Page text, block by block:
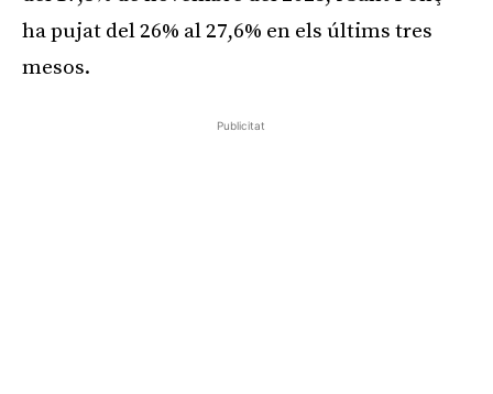
ha pujat del 26% al 27,6% en els últims tres
mesos.
Publicitat